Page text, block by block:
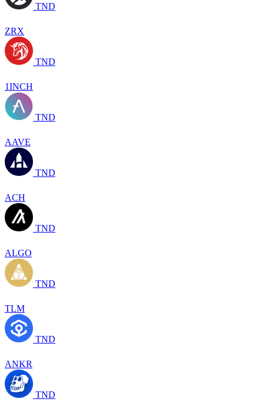
TND
ZRX
TND
1INCH
TND
AAVE
TND
ACH
TND
ALGO
TND
TLM
TND
ANKR
TND